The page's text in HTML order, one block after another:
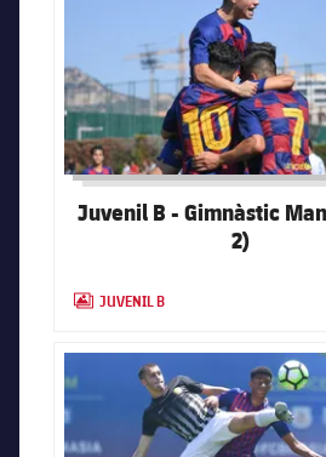
Juvenil B - Gimnàstic
2)
LABEL.ARIA.GALLERY
JUVENIL B
FC Barcelona club badge